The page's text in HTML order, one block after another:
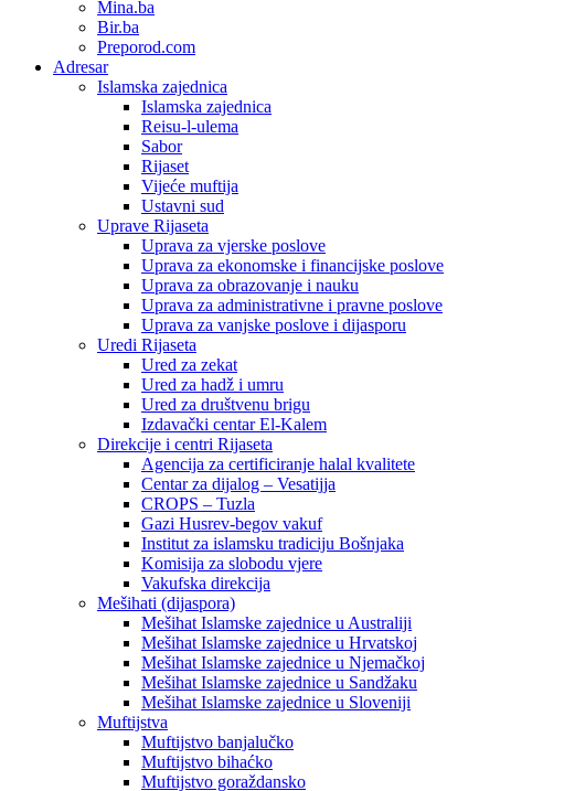
Mina.ba
Bir.ba
Preporod.com
Adresar
Islamska zajednica
Islamska zajednica
Reisu-l-ulema
Sabor
Rijaset
Vijeće muftija
Ustavni sud
Uprave Rijaseta
Uprava za vjerske poslove
Uprava za ekonomske i financijske poslove
Uprava za obrazovanje i nauku
Uprava za administrativne i pravne poslove
Uprava za vanjske poslove i dijasporu
Uredi Rijaseta
Ured za zekat
Ured za hadž i umru
Ured za društvenu brigu
Izdavački centar El-Kalem
Direkcije i centri Rijaseta
Agencija za certificiranje halal kvalitete
Centar za dijalog – Vesatijja
CROPS – Tuzla
Gazi Husrev-begov vakuf
Institut za islamsku tradiciju Bošnjaka
Komisija za slobodu vjere
Vakufska direkcija
Mešihati (dijaspora)
Mešihat Islamske zajednice u Australiji
Mešihat Islamske zajednice u Hrvatskoj
Mešihat Islamske zajednice u Njemačkoj
Mešihat Islamske zajednice u Sandžaku
Mešihat Islamske zajednice u Sloveniji
Muftijstva
Muftijstvo banjalučko
Muftijstvo bihaćko
Muftijstvo goraždansko